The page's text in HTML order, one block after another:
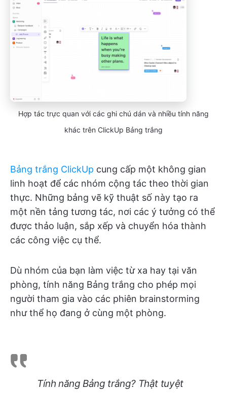
Hợp tác trực quan với các ghi chú dán và nhiều tính năng
khác trên ClickUp Bảng trắng
Bảng trắng ClickUp cung cấp một không gian
linh hoạt để các nhóm cộng tác theo thời gian
thực. Những bảng vẽ kỹ thuật số này tạo ra
một nền tảng tương tác, nơi các ý tưởng có thể
được thảo luận, sắp xếp và chuyển hóa thành
các công việc cụ thể.
Dù nhóm của bạn làm việc từ xa hay tại văn
phòng, tính năng Bảng trắng cho phép mọi
người tham gia vào các phiên brainstorming
như thể họ đang ở cùng một phòng.
Tính năng Bảng trắng? Thật tuyệt